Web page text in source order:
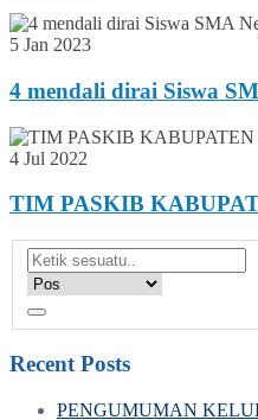
5 Jan 2023
4 mendali dirai Siswa
4 Jul 2022
TIM PASKIB
Recent Posts
PENGUMUMAN